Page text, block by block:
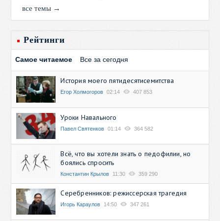
все темы →
Рейтинги
Самое читаемое Все за сегодня
История моего пятидесятисемитства
Егор Холмогоров 02:14 407 853
Уроки Навального
Павел Святенков 01:14 364 582
Всё, что вы хотели знать о педофилии, но
боялись спросить
Константин Крылов 11:30 359 290
Серебренников: режиссерская трагедия
Игорь Караулов 14:50 347 261